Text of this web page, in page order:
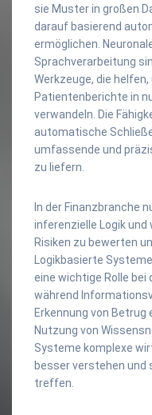
sie Muster in großen
darauf basierend
ermöglichen.
Sprachverarbeitung
Werkzeuge, die
Patientenberichte in
verwandeln. Die
automatische
umfassende und
zu liefern.
In der Finanzbranche
inferenzielle Logik
Risiken zu bewerten
Logikbasierte
eine wichtige Rolle bei
während
Erkennung von
Nutzung von
Systeme komplexe
besser verstehen und
treffen.